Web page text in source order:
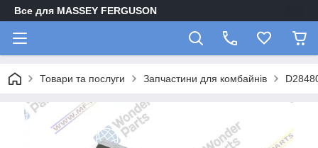
Все для MASSEY FERGUSON
Товари та послуги Запчастини для комбайнів